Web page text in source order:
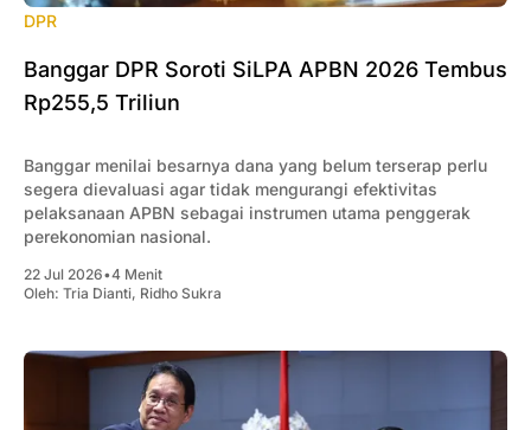
DPR
Banggar DPR Soroti SiLPA APBN 2026 Tembus
Rp255,5 Triliun
Banggar menilai besarnya dana yang belum terserap perlu
segera dievaluasi agar tidak mengurangi efektivitas
pelaksanaan APBN sebagai instrumen utama penggerak
perekonomian nasional.
22 Jul 2026•4 Menit
Oleh: Tria Dianti, Ridho Sukra